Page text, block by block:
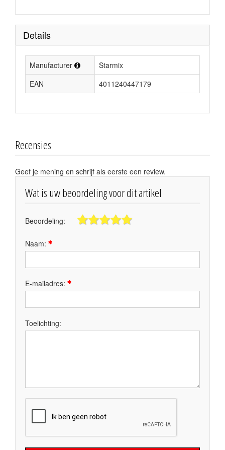
Details
Manufacturer
Starmix
EAN
4011240447179
Recensies
Geef je mening en schrijf als eerste een review.
Wat is uw beoordeling voor dit artikel
Beoordeling:
Naam:
E-mailadres:
Toelichting: